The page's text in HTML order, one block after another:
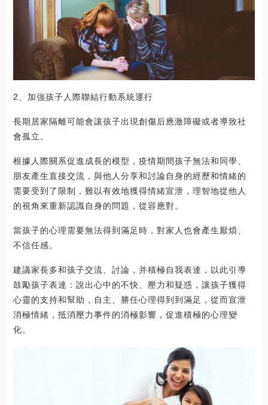
2、加強孩子人際聯結行動系統運行
長期居家隔離可能會讓孩子出現創傷后應激障礙或者導致社
會孤立。
根據人際關系促進成長的模型，疫情期間孩子無法和同學、
朋友產生直接交流，與他人分享和討論自身的經歷和情緒的
需要受到了限制，難以有效地獲得情緒宣泄，理智地從他人
的視角來重新認識自身的問題，從容應對。
當孩子的心理需要無法得到滿足時，對家人也會產生厭煩、
不信任感。
建議家長多和孩子交流、討論，并積極自我表達，以此引導
鼓勵孩子表達：說出心中的不快、壓力和疑惑，讓孩子獲得
心靈的支持和幫助，自主、勝任心理得到到滿足，從而宣泄
消極情緒，抵消壓力事件的消極影響，促進積極的心理變
化。